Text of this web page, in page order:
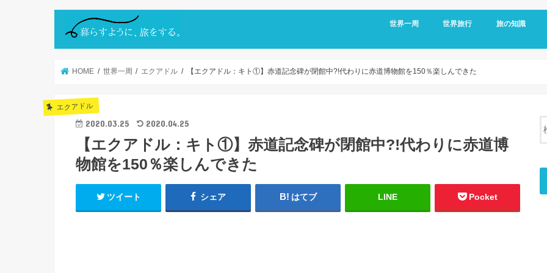
世界一周
アメリカ
メキシコ
キューバ
コロンビア
エクアドル
世界旅行
オーストラリア
台湾
フィリピン
日本
旅の知識
移動情報
国境情報
国別情報
帰国後
HOME 世界一周 エクアドル 【エクアドル：キト①】赤道記念碑が閉館中?!代わりに赤道博物館を150％楽しんできた
エクアドル
2020.03.25 2020.04.25
【エクアドル：キト①】赤道記念碑が閉館中?!代わりに赤道博
物館を150％楽しんできた
ツイート シェア はてブ LINE Pocket